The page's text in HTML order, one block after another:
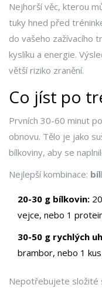
Nejhorší věc, kterou
tuky hned před
do vašeho zažívacího
kyslíku a energie.
větší riziko zranění.
Co jíst po
Prvních 30-60 minut
obnovu. Tělo je jako
bílkoviny, aby se
Nejlepší kombinace:
20-30 g bílkovin:
vejce, nebo 1
30-50 g rychlých
brambor, nebo 1
Nepotřebujete složité